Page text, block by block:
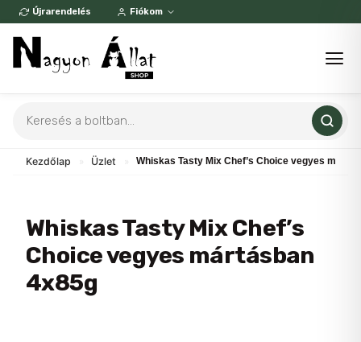
Skip
content
Újrarendelés Fiókom
search
Kezdőlap Üzlet Whiskas Tasty Mix Chef’s Choice vegyes
Whiskas Tasty Mix Chef’s
Choice vegyes mártásban
4x85g